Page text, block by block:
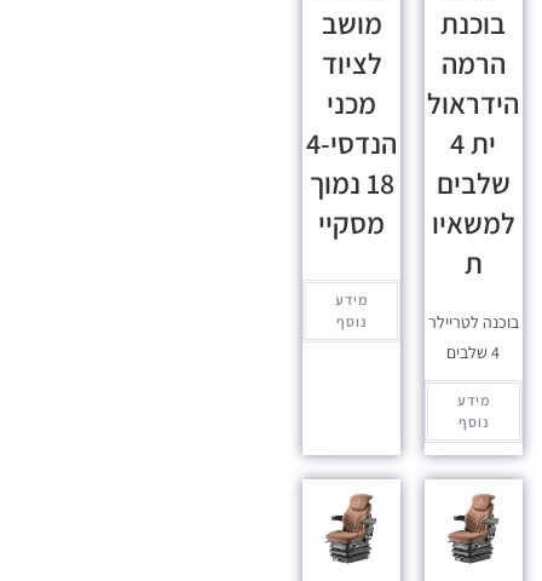
בוכנת
הרמה
הידראול
ית 4
שלבים
למשאיו
ת
בוכנה לטריילר
מידע
נוסף
מושב
לציוד
מכני
הנדסי-4
18 נמוך
מסקיי
מידע
נוסף